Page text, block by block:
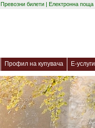
Превозни билети | Електронна поща
Профил на купувача Е-услуги